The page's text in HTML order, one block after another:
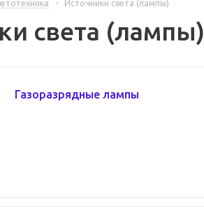
- Источники света (лампы)
света (лампы)
Газоразрядные лампы